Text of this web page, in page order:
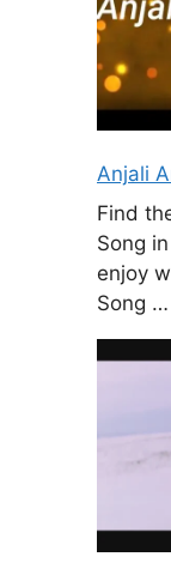
Anjali
Find
Song
enjoy
Song …